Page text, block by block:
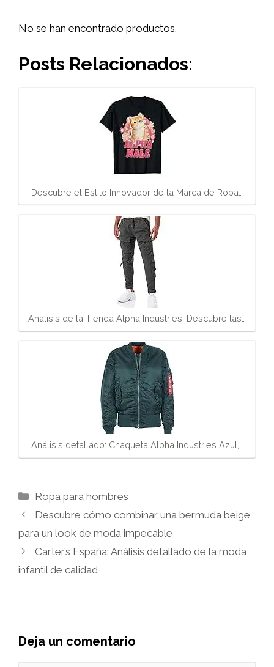
No se han encontrado productos.
Posts Relacionados:
Descubre el Estilo Innovador de la Marca de Ropa…
Análisis de la Tienda Alpha Industries: Descubre las…
Análisis detallado: Chaqueta Alpha Industries Azul,…
Categorías
Ropa para hombres
Descubre cómo combinar una bermuda beige
para un look de moda impecable
Carter’s España: Análisis detallado de la moda
infantil de calidad
Deja un comentario